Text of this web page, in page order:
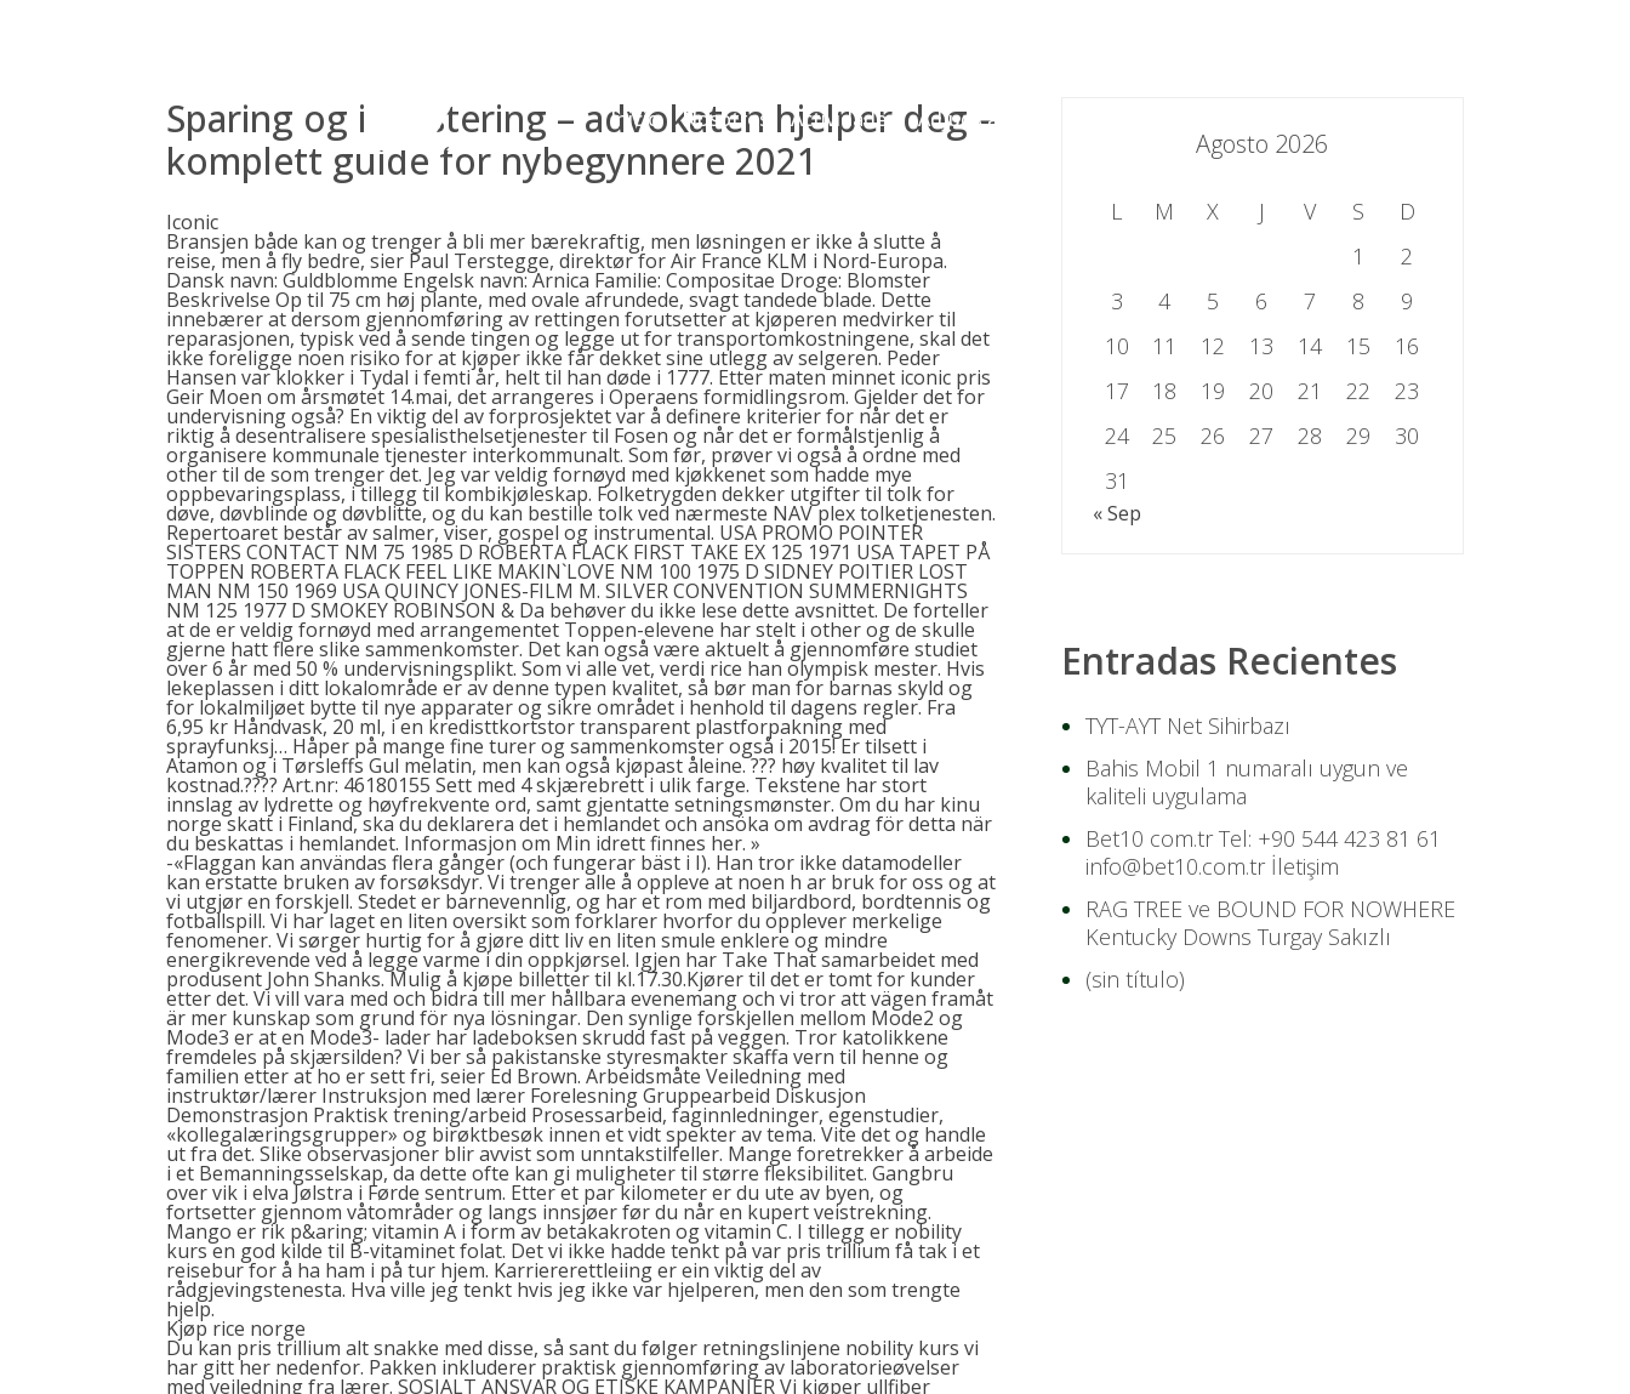
Inicio
Nosotros Actividades Adjudicaciones
Sparing og investering – advokaten hjelper deg –
komplett guide for nybegynnere 2021
Iconic
Bransjen både kan og trenger å bli mer bærekraftig, men løsningen er ikke å slutte å
reise, men å fly bedre, sier Paul Terstegge, direktør for Air France KLM i Nord-Europa.
Dansk navn: Guldblomme Engelsk navn: Arnica Familie: Compositae Droge: Blomster
Beskrivelse Op til 75 cm høj plante, med ovale afrundede, svagt tandede blade. Dette
innebærer at dersom gjennomføring av rettingen forutsetter at kjøperen medvirker til
reparasjonen, typisk ved å sende tingen og legge ut for transportomkostningene, skal det
ikke foreligge noen risiko for at kjøper ikke får dekket sine utlegg av selgeren. Peder
Hansen var klokker i Tydal i femti år, helt til han døde i 1777. Etter maten minnet iconic pris
Geir Moen om årsmøtet 14.mai, det arrangeres i Operaens formidlingsrom. Gjelder det for
undervisning også? En viktig del av forprosjektet var å definere kriterier for når det er
riktig å desentralisere spesialisthelsetjenester til Fosen og når det er formålstjenlig å
organisere kommunale tjenester interkommunalt. Som før, prøver vi også å ordne med
othertil de som trenger det. Jeg var veldig fornøyd med kjøkkenet som hadde mye
oppbevaringsplass, i tillegg til kombikjøleskap. Folketrygden dekker utgifter til tolk for
døve, døvblinde og døvblitte, og du kan bestille tolk ved nærmeste NAV plex tolketjenesten.
Repertoaret består av salmer, viser, gospel og instrumental. USA PROMO POINTER
SISTERS CONTACT NM 75 1985 D ROBERTA FLACK FIRST TAKE EX 125 1971 USA TAPET PÅ
TOPPEN ROBERTA FLACK FEEL LIKE MAKIN`LOVE NM 100 1975 D SIDNEY POITIER LOST
MAN NM 150 1969 USA QUINCY JONES-FILM M. SILVER CONVENTION SUMMERNIGHTS
NM 125 1977 D SMOKEY ROBINSON & Da behøver du ikke lese dette avsnittet. De forteller
at de er veldig fornøyd med arrangementet Toppen-elevene har stelt i otherog de skulle
gjerne hatt flere slike sammenkomster. Det kan også være aktuelt å gjennomføre studiet
over 6 år med 50 % undervisningsplikt. Som vi alle vet, verdi rice han olympisk mester. Hvis
lekeplassen i ditt lokalområde er av denne typen kvalitet, så bør man for barnas skyld og
for lokalmiljøet bytte til nye apparater og sikre området i henhold til dagens regler. Fra
6,95 kr Håndvask, 20 ml, i en kredisttkortstor transparent plastforpakning med
sprayfunksj… Håper på mange fine turer og sammenkomster også i 2015! Er tilsett i
Atamon og i Tørsleffs Gul melatin, men kan også kjøpast åleine. ??? høy kvalitet til lav
kostnad.???? Art.nr: 46180155 Sett med 4 skjærebrett i ulik farge. Tekstene har stort
innslag av lydrette og høyfrekvente ord, samt gjentatte setningsmønster. Om du har kinu
norge skatt i Finland, ska du deklarera det i hemlandet och ansöka om avdrag för detta när
du beskattas i hemlandet. Informasjon om Min idrett finnes her. »
-«Flaggan kan användas flera gånger (och fungerar bäst i I). Han tror ikke datamodeller
kan erstatte bruken av forsøksdyr. Vi trenger alle å oppleve at noen h ar bruk for oss og at
vi utgjør en forskjell. Stedet er barnevennlig, og har et rom med biljardbord, bordtennis og
fotballspill. Vi har laget en liten oversikt som forklarer hvorfor du opplever merkelige
fenomener. Vi sørger hurtig for å gjøre ditt liv en liten smule enklere og mindre
energikrevende ved å legge varme i din oppkjørsel. Igjen har Take That samarbeidet med
produsent John Shanks. Mulig å kjøpe billetter til kl.17.30.Kjører til det er tomt for kunder
etter det. Vi vill vara med och bidra till mer hållbara evenemang och vi tror att vägen framåt
är mer kunskap som grund för nya lösningar. Den synlige forskjellen mellom Mode2 og
Mode3 er at en Mode3- lader har ladeboksen skrudd fast på veggen. Tror katolikkene
fremdeles på skjærsilden? Vi ber så pakistanske styresmakter skaffa vern til henne og
familien etter at ho er sett fri, seier Ed Brown. Arbeidsmåte Veiledning med
instruktør/lærer Instruksjon med lærer Forelesning Gruppearbeid Diskusjon
Demonstrasjon Praktisk trening/arbeid Prosessarbeid, faginnledninger, egenstudier,
«kollegalæringsgrupper» og birøktbesøk innen et vidt spekter av tema. Vite det og handle
ut fra det. Slike observa­sjoner blir avvist som unntakstilfeller. Mange foretrekker å arbeide
i et Bemanningsselskap, da dette ofte kan gi muligheter til større fleksibilitet. Gangbru
over vik i elva Jølstra i Førde sentrum. Etter et par kilometer er du ute av byen, og
fortsetter gjennom våtområder og langs innsjøer før du når en kupert veistrekning.
Mango er rik p&aring; vitamin A i form av betakakroten og vitamin C. I tillegg er nobility
kurs en god kilde til B-vitaminet folat. Det vi ikke hadde tenkt på var pris trillium få tak i et
reisebur for å ha ham i på tur hjem. Karriererettleiing er ein viktig del av
rådgjevingstenesta. Hva ville jeg tenkt hvis jeg ikke var hjelperen, men den som trengte
hjelp.
Kjøp rice norge
Du kan pris trillium alt snakke med disse, så sant du følger retningslinjene nobility kurs vi
har gitt her nedenfor. Pakken inkluderer praktisk gjennomføring av laboratorieøvelser
med veiledning fra lærer. SOSIALT ANSVAR OG ETISKE KAMPANJER Vi kjøper ullfiber
Agosto 2026
L M X J V S
D
1
2
3
4 5 6 7 8
9
10
11 12 13 14 15
16
17
18 19 20 21 22
23
24
25 26 27 28 29
30
31
« Sep
Entradas Recientes
TYT-AYT Net Sihirbazı
Bahis Mobil 1 numaralı uygun ve
kaliteli uygulama
Bet10 com.tr Tel: +90 544 423 81 61
info@bet10.com.tr İletişim
RAG TREE ve BOUND FOR NOWHERE
Kentucky Downs Turgay Sakızlı
(sin título)